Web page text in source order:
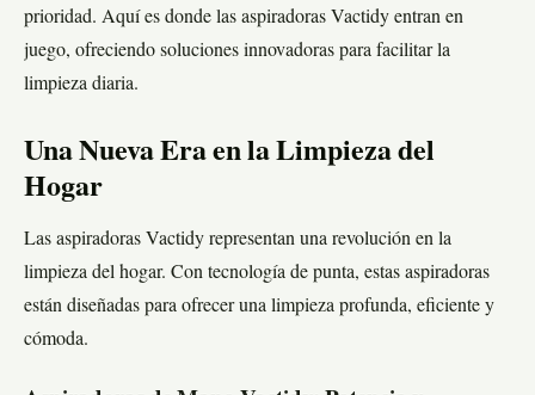
prioridad. Aquí es donde las aspiradoras Vactidy entran en
juego, ofreciendo soluciones innovadoras para facilitar la
limpieza diaria.
Una Nueva Era en la Limpieza del
Hogar
Las aspiradoras Vactidy representan una revolución en la
limpieza del hogar. Con tecnología de punta, estas aspiradoras
están diseñadas para ofrecer una limpieza profunda, eficiente y
cómoda.